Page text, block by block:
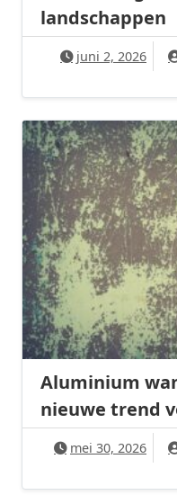
landschappen
juni 2, 2026
Aluminium
nieuwe trend
mei 30, 2026